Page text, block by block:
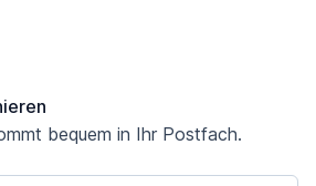
bequem in Ihr Postfach.